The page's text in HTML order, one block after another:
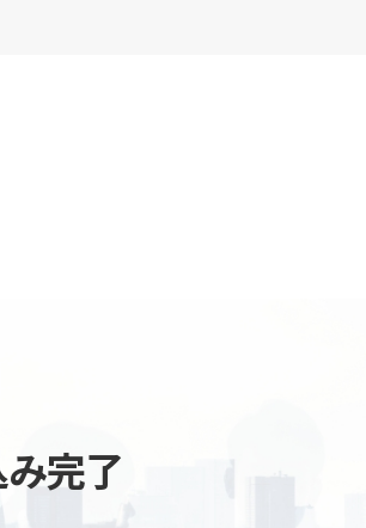
完了